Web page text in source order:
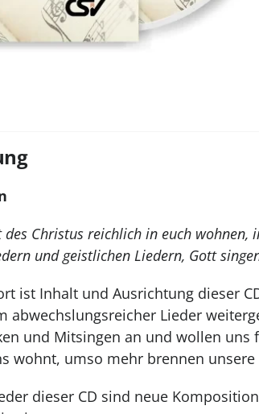
des Christus reichlich in euch
und geistlichen Liedern, Gott
ist Inhalt und Ausrichtung dieser
abwechslungsreicher Lieder
und Mitsingen an und wollen
wohnt, umso mehr brennen unsere
dieser CD sind neue